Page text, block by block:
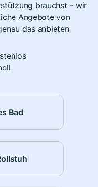
brauchst – wir
Angebote von
das anbieten.
Bad